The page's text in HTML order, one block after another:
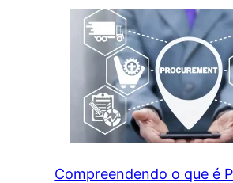
Compreendendo o que é